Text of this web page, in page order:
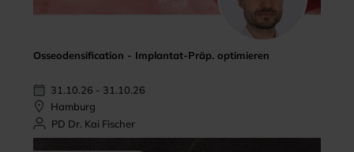
Osseodensification - Implantat-Präp. optimieren
31.10.26 - 31.10.26
Hamburg
PD Dr. Kai Fischer